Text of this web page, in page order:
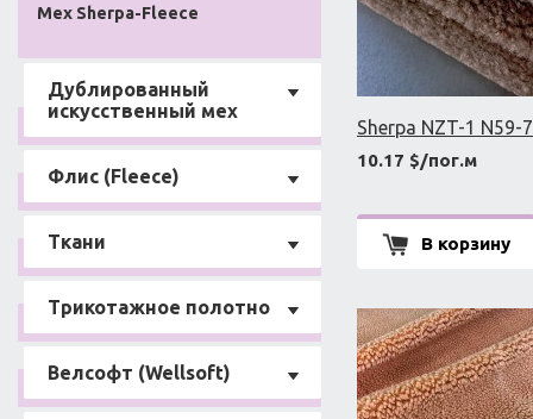
Мех Sherpa-Fleece
Дублированный
искусственный мех
Флис (Fleece)
Ткани
Трикотажное полотно
Велсофт (Wellsoft)
Sherpa NZT-1 N59-7
10.17 $/пог.м
В корзину